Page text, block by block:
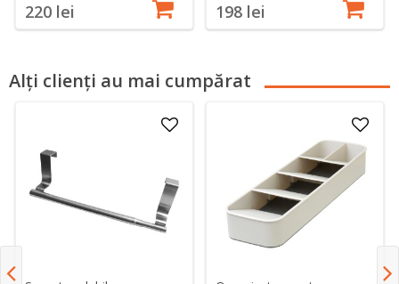
220 lei 198 lei
Alți clienți au mai cumpărat